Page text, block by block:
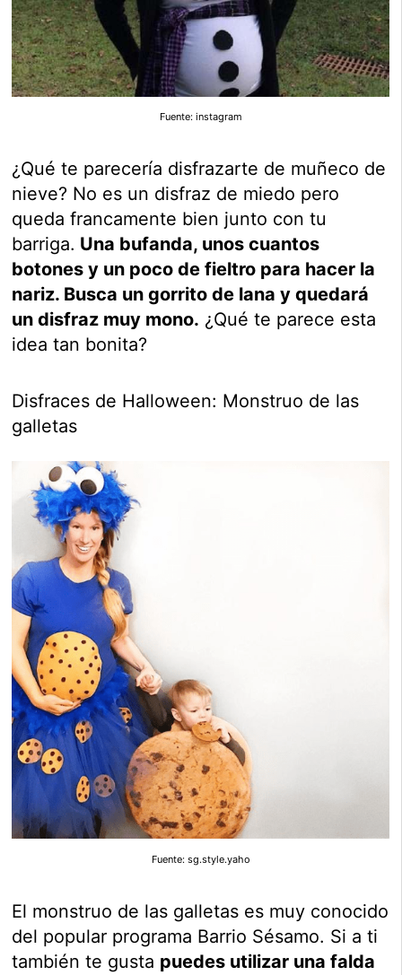
Fuente: instagram
¿Qué te parecería disfrazarte de muñeco de
nieve? No es un disfraz de miedo pero
queda francamente bien junto con tu
barriga. Una bufanda, unos cuantos
botones y un poco de fieltro para hacer la
nariz. Busca un gorrito de lana y quedará
un disfraz muy mono. ¿Qué te parece esta
idea tan bonita?
Disfraces de Halloween: Monstruo de las
galletas
Fuente: sg.style.yaho
El monstruo de las galletas es muy conocido
del popular programa Barrio Sésamo. Si a ti
también te gusta puedes utilizar una falda